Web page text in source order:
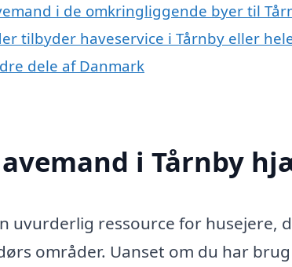
i de omkringliggende byer til
tilbyder haveservice i Tårnby eller
dele af Danmark
i Tårnby
uvurderlig ressource for husejere,
områder. Uanset om du har